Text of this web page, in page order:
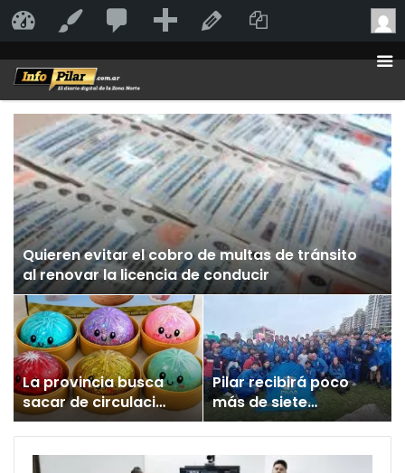
Quieren evitar el cobro de multas de tránsito
al renovar la licencia de conducir
La provincia busca
sacar de circulación
un juguete
«altamente tóxico»
Pilar recibirá poco
más de siete
millones para los
Juegos
Bonaerenses
InfoPilar Personalizar
moderación
Añadir Duplicate